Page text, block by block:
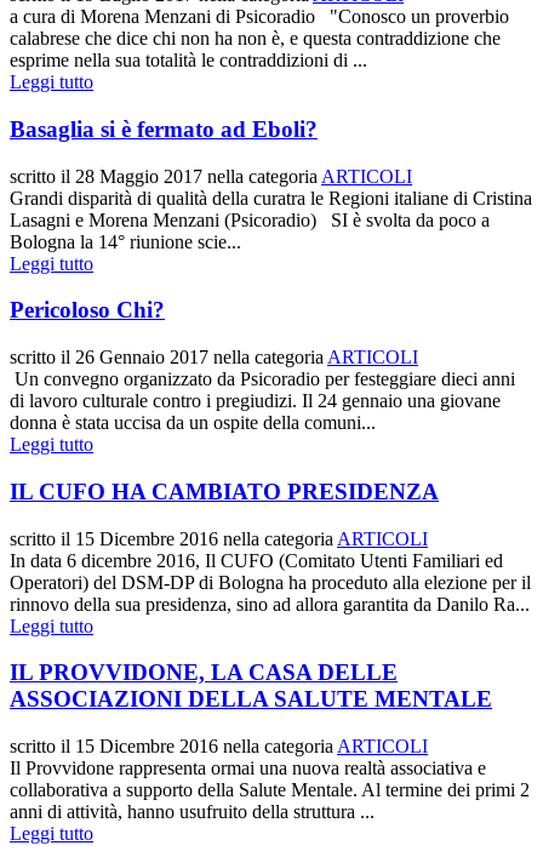
a cura di Morena Menzani di Psicoradio "Conosco un proverbio
calabrese che dice chi non ha non è, e questa contraddizione che
esprime nella sua totalità le contraddizioni di ...
Leggi tutto
Basaglia si è fermato ad Eboli?
scritto il 28 Maggio 2017 nella categoria ARTICOLI
Grandi disparità di qualità della curatra le Regioni italiane di Cristina
Lasagni e Morena Menzani (Psicoradio) SI è svolta da poco a
Bologna la 14° riunione scie...
Leggi tutto
Pericoloso Chi?
scritto il 26 Gennaio 2017 nella categoria ARTICOLI
Un convegno organizzato da Psicoradio per festeggiare dieci anni
di lavoro culturale contro i pregiudizi. Il 24 gennaio una giovane
donna è stata uccisa da un ospite della comuni...
Leggi tutto
IL CUFO HA CAMBIATO PRESIDENZA
scritto il 15 Dicembre 2016 nella categoria ARTICOLI
In data 6 dicembre 2016, Il CUFO (Comitato Utenti Familiari ed
Operatori) del DSM-DP di Bologna ha proceduto alla elezione per il
rinnovo della sua presidenza, sino ad allora garantita da Danilo Ra...
Leggi tutto
IL PROVVIDONE, LA CASA DELLE
ASSOCIAZIONI DELLA SALUTE MENTALE
scritto il 15 Dicembre 2016 nella categoria ARTICOLI
Il Provvidone rappresenta ormai una nuova realtà associativa e
collaborativa a supporto della Salute Mentale. Al termine dei primi 2
anni di attività, hanno usufruito della struttura ...
Leggi tutto